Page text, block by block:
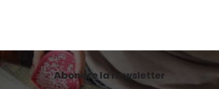
Abonare la newsletter